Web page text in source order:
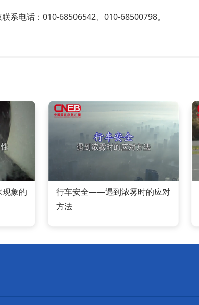
系电话：010-68506542、010-68500798。
象的
行车安全——遇到浓雾时的应对
方法